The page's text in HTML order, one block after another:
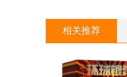
相关推荐